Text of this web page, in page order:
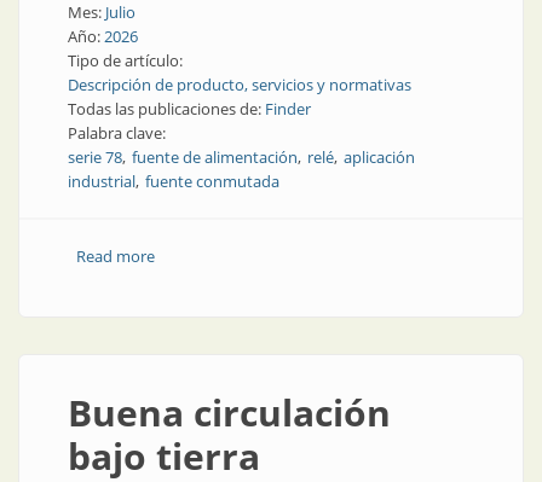
Mes: Julio
Año:2026
Tipo de artículo:
Descripción de producto, servicios y normativas
Todas las publicaciones de: Finder
Palabra clave:
serie 78 fuente de alimentación relé aplicación
industrial fuente conmutada
Read moreabout Alimentación conmutada industrial
Buena circulación
bajo tierra